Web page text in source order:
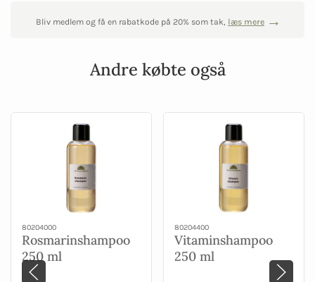
Bliv medlem og få en rabatkode på 20% som tak, læs mere
Andre købte også
80204000
Rosmarinshampoo
250 ml
80204400
Vitaminshampoo
250 ml